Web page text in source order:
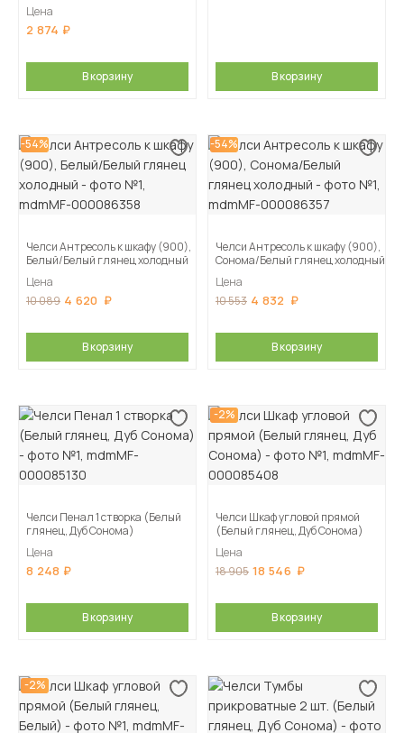
Цена
2 874
В корзину В корзину
-54%
Челси Антресоль к шкафу (900),
Белый/Белый глянец холодный
Цена
10 089 4 620
В корзину
-54%
Челси Антресоль к шкафу (900),
Сонома/Белый глянец холодный
Цена
10 553 4 832
В корзину
Челси Пенал 1 створка (Белый
глянец, Дуб Сонома)
Цена
8 248
В корзину
-2%
Челси Шкаф угловой прямой
(Белый глянец, Дуб Сонома)
Цена
18 905 18 546
В корзину
-2%